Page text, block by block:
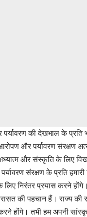
की देखभाल के
और पर्यावरण संरक्षण
और संस्कृति के लिए
संरक्षण के प्रति
लिए निरंतर प्रयास करने होंगे।
की पहचान हैं। राज्य
होंगे। तभी हम अपनी